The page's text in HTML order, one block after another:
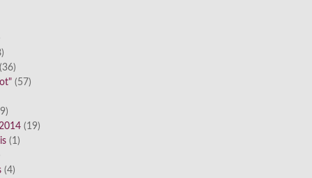
(57)
(19)
(1)
(4)